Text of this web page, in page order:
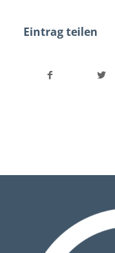
Eintrag teilen